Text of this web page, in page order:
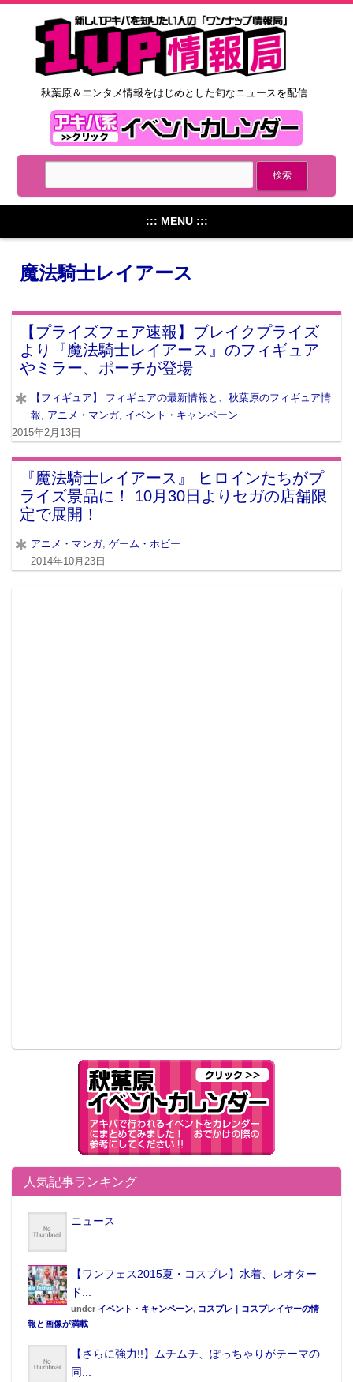
秋葉原＆エンタメ情報をはじめとした旬なニュースを配信
::: MENU :::
魔法騎士レイアース
【プライズフェア速報】ブレイクプライズ
より『魔法騎士レイアース』のフィギュア
やミラー、ポーチが登場
【フィギュア】 フィギュアの最新情報と、秋葉原のフィギュア情
報
アニメ・マンガ, イベント・キャンペーン
2015年2月13日
『魔法騎士レイアース』 ヒロインたちがプ
ライズ景品に！ 10月30日よりセガの店舗限
定で展開！
アニメ・マンガ, ゲーム・ホビー
2014年10月23日
人気記事ランキング
ニュース
【ワンフェス2015夏・コスプレ】水着、レオター
ド...
under イベント・キャンペーン, コスプレ｜コスプレイヤーの情
報と画像が満載
【さらに強力!!】ムチムチ、ぽっちゃりがテーマの
同...